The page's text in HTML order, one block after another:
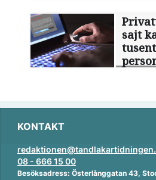
sajt
KONTAKT
08 - 666 15 00
Besöksadress: Österlånggatan 43,